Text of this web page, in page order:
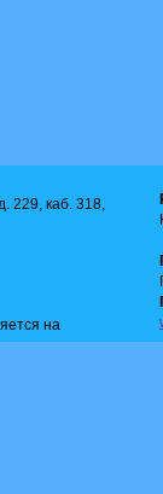
229, каб. 318,
на